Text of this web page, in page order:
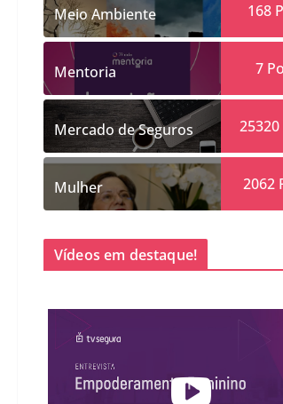
Meio Ambiente 168
Mentoria 7
Mercado de Seguros 25320
Mulher 2062
Vídeos em destaque!